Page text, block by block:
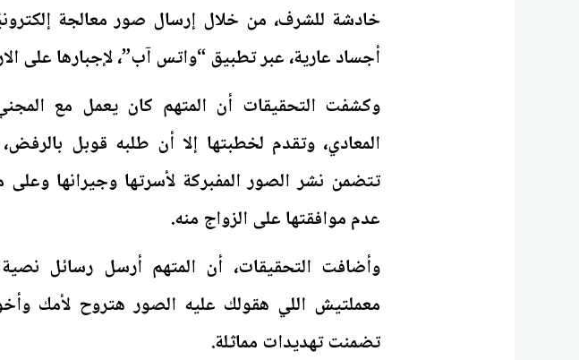
خادشة للشرف، من خلال إرسال صور معالجة
أجساد عارية، عبر تطبيق “واتس آب”، لإجبارها على
وكشفت التحقيقات أن المتهم كان يعمل مع
المعادي، وتقدم لخطبتها إلا أن طلبه قوبل
تتضمن نشر الصور المفبركة لأسرتها وجيرانها
عدم موافقتها على الزواج منه.
وأضافت التحقيقات، أن المتهم أرسل رسائل
معملتيش اللي هقولك عليه الصور هتروح لأمك
تضمنت تهديدات مماثلة.